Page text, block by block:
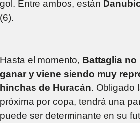
gol. Entre ambos, están
(6).
Hasta el momento, Battaglia no
ganar y viene siendo muy
hinchas de Huracán. Obligado
próxima por copa, tendrá una
puede ser determinante en su